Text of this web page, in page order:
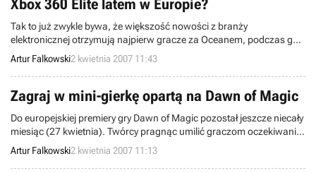
Xbox 360 Elite latem w Europie?
Tak to już zwykle bywa, że większość nowości z branży
elektronicznej otrzymują najpierw gracze za Oceanem, podczas gdy
Europejczycy muszą czekać z niecierpliwością na swoją kolej,
często nawet nie wiedząc, kiedy ona nastąpi. Nie inaczej sprawa
wygląda w przypadku ostatnio zapowiedzianej przez Microsoft
konsoli Xbox 360 Elite.
Artur Falkowski2 kwietnia 2007 11:43
Zagraj w mini-gierkę opartą na Dawn of Magic
Do europejskiej premiery gry Dawn of Magic pozostał jeszcze niecały
miesiąc (27 kwietnia). Twórcy pragnąc umilić graczom oczekiwanie
przygotowali na oficjalnej stronie projektu mini-gierkę, która pozwoli
zmierzyć się z czarnoksiężnikiem Modo w karcianej rozgrywce.
Artur Falkowski2 kwietnia 2007 11:13